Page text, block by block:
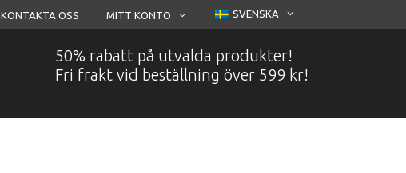
KONTAKTA OSS MITT KONTO SVENSKA
50% rabatt på utvalda produkter!
Fri frakt vid beställning över 599 kr!